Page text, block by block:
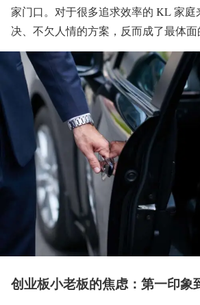
家门口。对于很多追求效率的 KL 家
决、不欠人情的方案，反而成了最体面
创业板小老板的焦虑：第一印象